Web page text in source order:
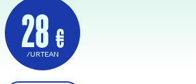
28 €
/URTEAN